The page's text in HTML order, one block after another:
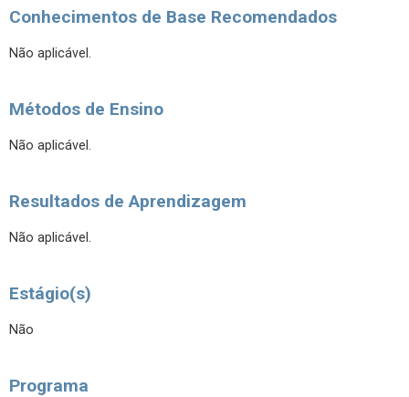
Conhecimentos de Base Recomendados
Não aplicável.
Métodos de Ensino
Não aplicável.
Resultados de Aprendizagem
Não aplicável.
Estágio(s)
Não
Programa